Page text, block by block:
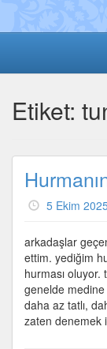
Etiket:
5 Ekim
arkadaşlar
ettim. yediğim
hurması oluyor.
genelde medine
daha az tatlı,
zaten denemek